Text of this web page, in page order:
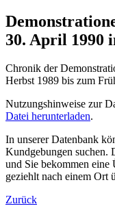
30. April 1990
Chronik der
Herbst 1989 bis zum
Nutzungshinweise zur
Datei herunterladen.
In unserer Datenbank
Kundgebungen suchen.
und Sie bekommen eine
geziehlt nach einem Ort
Zurück